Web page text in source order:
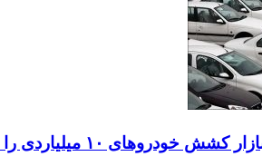
۱۰ میلیاردی را ندارد؟